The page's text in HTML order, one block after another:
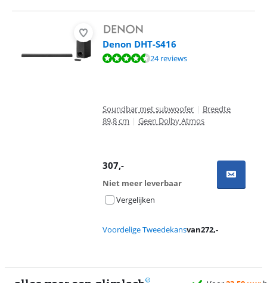
Denon DHT-S416
Beoordeling is 9,2 van de 10, gebaseerd op 24 reviews.
24 reviews
Soundbar met subwoofer | Breedte
89,8 cm | Geen Dolby Atmos
307,-
Niet meer leverbaar
Vergelijken
Voordelige Tweedekansvan272,-